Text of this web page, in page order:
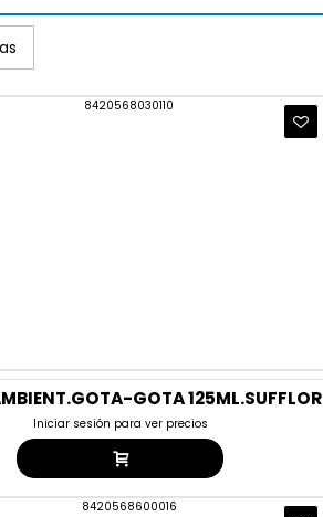
GOTA 125ML.SUFFLOR
Iniciar sesión para ver precios